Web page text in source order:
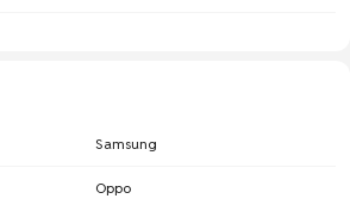
Samsung
Oppo